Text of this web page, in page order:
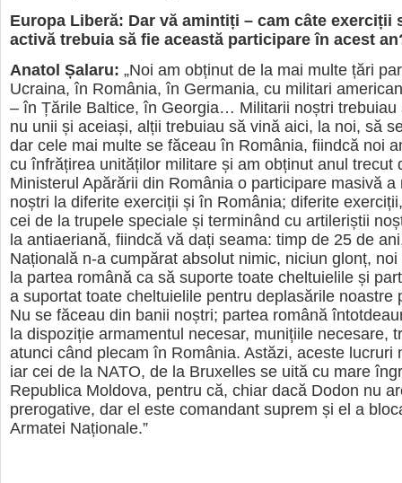
Europa Liberă: Dar vă amintiți – cam câte exerciții
activă trebuia să fie această participare în acest
Anatol Șalaru: „Noi am obținut de la mai multe țări
Ucraina, în România, în Germania, cu militari
– în Țările Baltice, în Georgia… Militarii noștri trebuiau
nu unii și aceiași, alții trebuiau să vină aici, la noi, să
dar cele mai multe se făceau în România, fiindcă noi
cu înfrățirea unităților militare și am obținut anul trecut
Ministerul Apărării din România o participare masivă a
noștri la diferite exerciții și în România; diferite
cei de la trupele speciale și terminând cu artileriștii
la antiaeriană, fiindcă vă dați seama: timp de 25 de
Națională n-a cumpărat absolut nimic, niciun glonț,
la partea română ca să suporte toate cheltuielile și
a suportat toate cheltuielile pentru deplasările noastre
Nu se făceau din banii noștri; partea română
la dispoziție armamentul necesar, munițiile necesare,
atunci când plecam în România. Astăzi, aceste lucruri
iar cei de la NATO, de la Bruxelles se uită cu mare
Republica Moldova, pentru că, chiar dacă Dodon nu
prerogative, dar el este comandant suprem și el a
Armatei Naționale.”